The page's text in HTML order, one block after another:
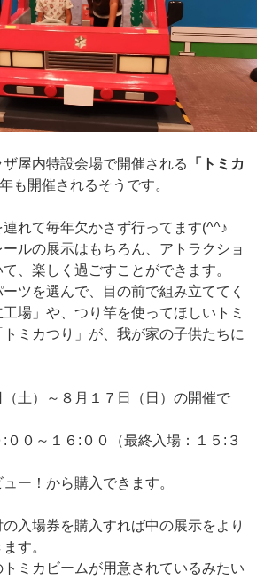
屋内特設会場で開催される
「トミカ
も開催されるそうです。
れて毎年欠かさず行ってます(^^♪
ルの展示はもちろん、アトラクショ
、楽しく過ごすことができます。
ツを選んで、目の前で組み立ててく
場」や、つり竿を使ってほしいトミ
ミカつり」が、我が家の子供たちに
土）～８月１７日（日）の開催で
０～１６:００（最終入場：１５:３
ー！から購入できます。
入場券を購入すれば中の展示をより
す。
ミカビームが用意されているみたい